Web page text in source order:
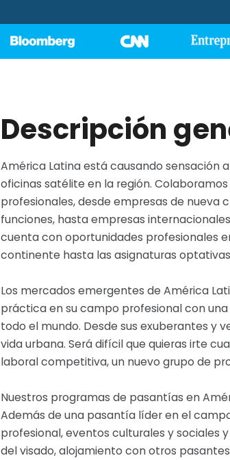
Descripción
América Latina está causando sensación
oficinas satélite en la región.
profesionales, desde empresas de nueva
funciones, hasta empresas
cuenta con oportunidades profesionales
continente hasta las asignaturas
Los mercados emergentes de América
práctica en su campo profesional con
todo el mundo. Desde sus exuberantes y
vida urbana. Será difícil que quieras irte
laboral competitiva, un nuevo grupo de
Nuestros programas de pasantías en
Además de una pasantía líder en el
profesional, eventos culturales y sociales
del visado, alojamiento con otros